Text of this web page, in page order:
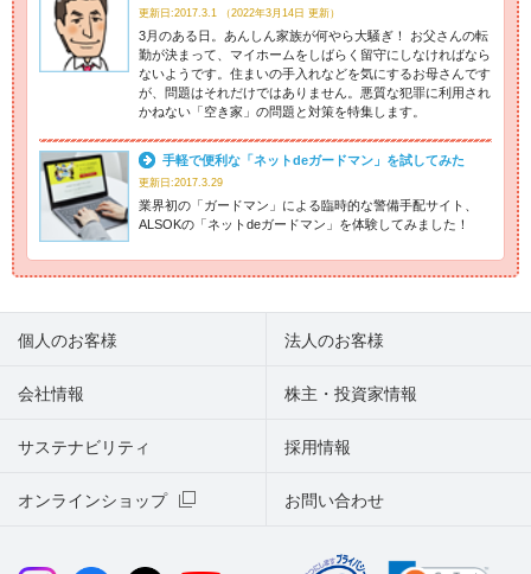
更新日:2017.3.1 （2022年3月14日 更新）
3月のある日。あんしん家族が何やら大騒ぎ！ お父さんの転
勤が決まって、マイホームをしばらく留守にしなければなら
ないようです。住まいの手入れなどを気にするお母さんです
が、問題はそれだけではありません。悪質な犯罪に利用され
かねない「空き家」の問題と対策を特集します。
手軽で便利な「ネットdeガードマン」を試してみた
更新日:2017.3.29
業界初の「ガードマン」による臨時的な警備手配サイト、
ALSOKの「ネットdeガードマン」を体験してみました！
個人のお客様 法人のお客様
会社情報 株主・投資家情報
サステナビリティ
オンラインショップ お問い合わせ
採用情報